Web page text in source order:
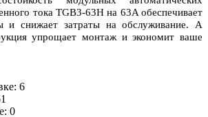
тока TGB3-63H на 63A обеспечивает
и снижает затраты на обслуживание. А
упрощает монтаж и экономит ваше
6
0